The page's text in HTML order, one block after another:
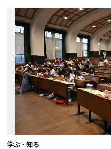
学ぶ・知る